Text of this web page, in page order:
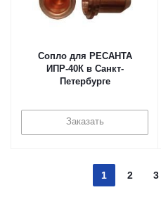
Сопло для РЕСАНТА
ИПР-40К в Санкт-
Петербурге
Заказать
1 2 3